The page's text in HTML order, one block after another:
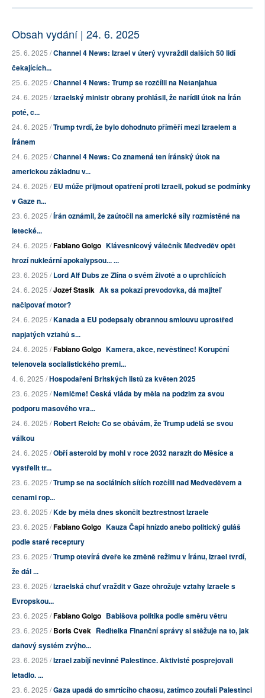
Obsah vydání | 24. 6. 2025
25. 6. 2025 /Channel 4 News: Izrael v úterý vyvraždil dalších 50 lidí
čekajících...
25. 6. 2025 /Channel 4 News: Trump se rozčílil na Netanjahua
24. 6. 2025 /Izraelský ministr obrany prohlásil, že nařídil útok na Írán
poté, c...
24. 6. 2025 /Trump tvrdí, že bylo dohodnuto příměří mezi Izraelem a
Íránem
24. 6. 2025 /Channel 4 News: Co znamená ten íránský útok na
americkou základnu v...
24. 6. 2025 /EU může přijmout opatření proti Izraeli, pokud se podmínky
v Gaze n...
23. 6. 2025 /Írán oznámil, že zaútočil na americké síly rozmístěné na
letecké...
24. 6. 2025 /Fabiano Golgo Klávesnicový válečník Medveděv opět
hrozí nukleární apokalypsou... ...
23. 6. 2025 /Lord Alf Dubs ze Zlína o svém životě a o uprchlících
24. 6. 2025 /Jozef Stasik Ak sa pokazí prevodovka, dá majiteľ
načipovať motor?
24. 6. 2025 /Kanada a EU podepsaly obrannou smlouvu uprostřed
napjatých vztahů s...
24. 6. 2025 /Fabiano Golgo Kamera, akce, nevěstinec! Korupční
telenovela socialistického premi...
4. 6. 2025 /Hospodaření Britských listů za květen 2025
23. 6. 2025 /Nemlčme! Česká vláda by měla na podzim za svou
podporu masového vra...
24. 6. 2025 /Robert Reich: Co se obávám, že Trump udělá se svou
válkou
24. 6. 2025 /Obří asteroid by mohl v roce 2032 narazit do Měsíce a
vystřelit tr...
23. 6. 2025 /Trump se na sociálních sítích rozčílil nad Medveděvem a
cenami rop...
23. 6. 2025 /Kde by měla dnes skončit beztrestnost Izraele
23. 6. 2025 /Fabiano Golgo Kauza Čapí hnízdo anebo politický guláš
podle staré receptury
23. 6. 2025 /Trump otevírá dveře ke změně režimu v Íránu, Izrael tvrdí,
že dál ...
23. 6. 2025 /Izraelská chuť vraždit v Gaze ohrožuje vztahy Izraele s
Evropskou...
23. 6. 2025 /Fabiano Golgo Babišova politika podle směru větru
23. 6. 2025 /Boris Cvek Ředitelka Finanční správy si stěžuje na to, jak
daňový systém zvýho...
23. 6. 2025 /Izrael zabíjí nevinné Palestince. Aktivisté posprejovali
letadlo. ...
23. 6. 2025 /Gaza upadá do smrtícího chaosu, zatímco zoufalí Palestinci